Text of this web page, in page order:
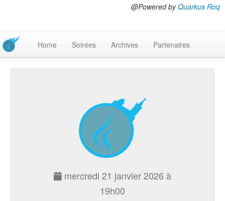
Home Soirées Archives Partenaires
@Powered byQuarkus Roq
mercredi 21 janvier 2026 à
19h00